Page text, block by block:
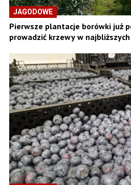
JAGODOWE
Pierwsze plantacje borówki już
prowadzić krzewy w